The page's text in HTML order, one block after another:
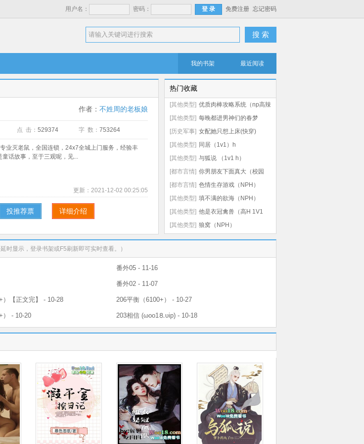
用户名： 密码： 免费注册 忘记密码
搜 索
我的书架 最近阅读
作者： 不姓周的老板娘
点 击： 529374 字 数： 753264
灭老鼠，全国连锁，24x7全城上门服务，经验丰
话故事，至于三观呢，见...
更新： 2021-12-02 00:25:05
投推荐票 详细介绍
热门收藏
[其他类型] 优质肉棒攻略系统（np高辣
文）
[其他类型] 每晚都进男神们的春梦
（NPH）
[历史军事] 女配她只想上床(快穿)
[其他类型] 同居（1v1）h
[其他类型] 与狐说 （1v1 h）
[都市言情] 你男朋友下面真大（校园
np 高h）
[都市言情] 色情生存游戏（NPH）
[其他类型] 填不满的欲海（NPH）
[其他类型] 他是衣冠禽兽（高H 1V1
SC）
[其他类型] 狼窝（NPH）
时显示，登录书架或F5刷新即可实时查看。）
番外05 - 11-16
番外02 - 11-07
）【正文完】 - 10-28 206平衡（6100+） - 10-27
） - 10-20 203相信 (ωoо1⒏υip) - 10-18